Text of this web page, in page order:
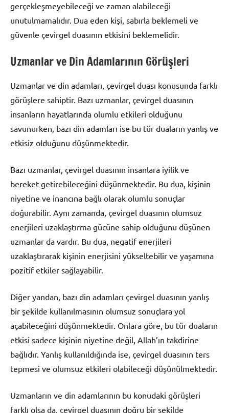
gerçekleşmeyebileceği ve zaman alabileceği
unutulmamalıdır. Dua eden kişi, sabırla beklemeli ve
güvenle çevirgel duasının etkisini beklemelidir.
Uzmanlar ve Din Adamlarının Görüşleri
Uzmanlar ve din adamları, çevirgel duası konusunda farklı
görüşlere sahiptir. Bazı uzmanlar, çevirgel duasının
insanların hayatlarında olumlu etkileri olduğunu
savunurken, bazı din adamları ise bu tür duaların yanlış ve
etkisiz olduğunu düşünmektedir.
Bazı uzmanlar, çevirgel duasının insanlara iyilik ve
bereket getirebileceğini düşünmektedir. Bu dua, kişinin
niyetine ve inancına bağlı olarak olumlu sonuçlar
doğurabilir. Aynı zamanda, çevirgel duasının olumsuz
enerjileri uzaklaştırma gücüne sahip olduğunu düşünen
uzmanlar da vardır. Bu dua, negatif enerjileri
uzaklaştırarak kişinin enerjisini yükseltebilir ve yaşamına
pozitif etkiler sağlayabilir.
Diğer yandan, bazı din adamları çevirgel duasının yanlış
bir şekilde kullanılmasının olumsuz sonuçlara yol
açabileceğini düşünmektedir. Onlara göre, bu tür duaların
etkisi sadece kişinin niyetine değil, Allah’ın takdirine
bağlıdır. Yanlış kullanıldığında ise, çevirgel duasının ters
tepmesi ve olumsuz etkileri olabileceği düşünülmektedir.
Uzmanların ve din adamlarının bu konudaki görüşleri
farklı olsa da, çevirgel duasının doğru bir şekilde